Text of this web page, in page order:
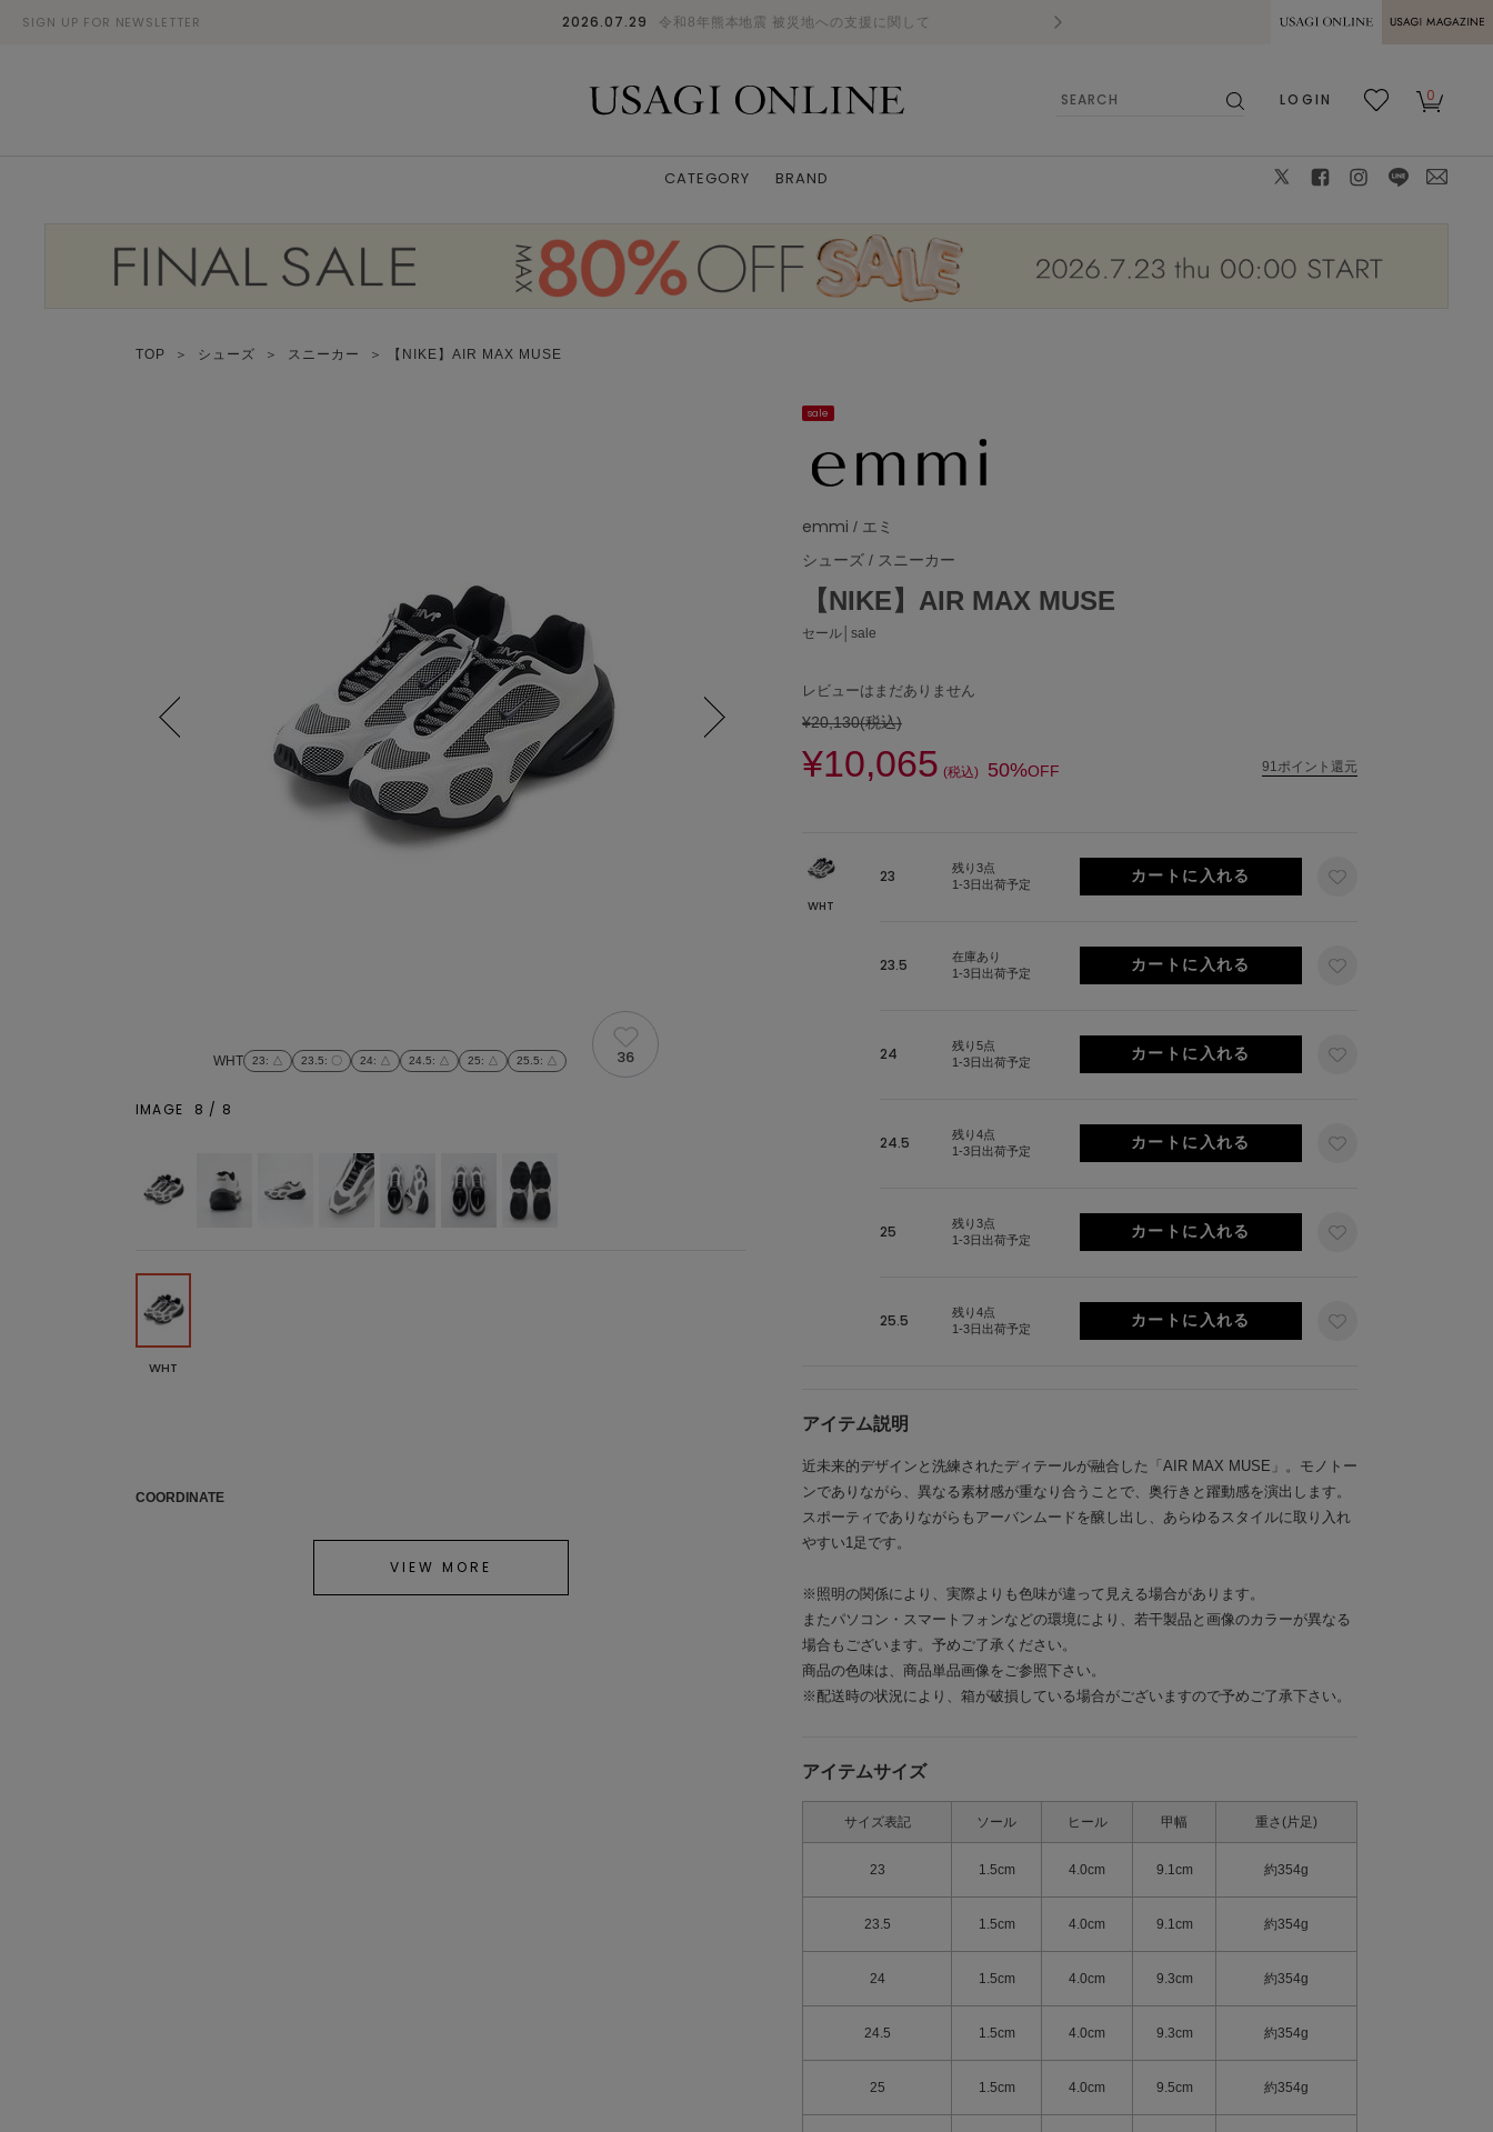
SIGN UP FOR NEWSLETTER 2026.07.29 令和8年熊本地震 被災地への支援に関して 熊本県熊本地方を震源とする地震の影響に
MAGAZINE
LOGIN
0
CATEGORY BRAND
TOP ＞ シューズ ＞ スニーカー ＞ 【NIKE】AIR MAX MUSE
sale
emmi / エミ
シューズ / スニーカー
【NIKE】AIR MAX MUSE
セール│sale
レビューはまだありません
¥20,130(税込)
¥10,065 (税込) 50%OFF 91ポイント還元
WHT
23
残り3点
1-3日出荷予定
23.5
在庫あり
1-3日出荷予定
24
残り5点
1-3日出荷予定
24.5
残り4点
1-3日出荷予定
25
残り3点
1-3日出荷予定
25.5
残り4点
1-3日出荷予定
アイテム説明
近未来的デザインと洗練されたディテールが融合した「AIR MAX MUSE」。モノトー
ンでありながら、異なる素材感が重なり合うことで、奥行きと躍動感を演出します。
スポーティでありながらもアーバンムードを醸し出し、あらゆるスタイルに取り入れ
やすい1足です。
※照明の関係により、実際よりも色味が違って見える場合があります。
またパソコン・スマートフォンなどの環境により、若干製品と画像のカラーが異なる
場合もございます。予めご了承ください。
商品の色味は、商品単品画像をご参照下さい。
※配送時の状況により、箱が破損している場合がございますので予めご了承下さい。
アイテムサイズ
サイズ表記 ソール ヒール 甲幅 重さ(片足)
23 1.5cm 4.0cm 9.1cm 約354g
23.5 1.5cm 4.0cm 9.1cm 約354g
24 1.5cm 4.0cm 9.3cm 約354g
24.5 1.5cm 4.0cm 9.3cm 約354g
25 1.5cm 4.0cm 9.5cm 約354g
WHT 23: △ 23.5: 〇 24: △ 24.5: △ 25: △ 25.5: △ 36
IMAGE 8 / 8
WHT
COORDINATE
VIEW MORE